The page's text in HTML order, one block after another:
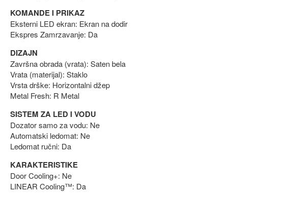
KOMANDE I PRIKAZ
Eksterni LED ekran: Ekran na dodir
Ekspres Zamrzavanje: Da
DIZAJN
Završna obrada (vrata): Saten bela
Vrata (materijal): Staklo
Vrsta drške: Horizontalni džep
Metal Fresh: R Metal
SISTEM ZA LED I VODU
Dozator samo za vodu: Ne
Automatski ledomat: Ne
Ledomat ručni: Da
KARAKTERISTIKE
Door Cooling+: Ne
LINEAR Cooling™: Da